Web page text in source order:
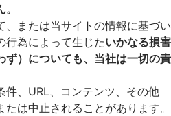
、または当サイトの情報に基づい
行為によって生じたいかなる損害
ず）についても、当社は一切の責
件、URL、コンテンツ、その他
は中止されることがあります。